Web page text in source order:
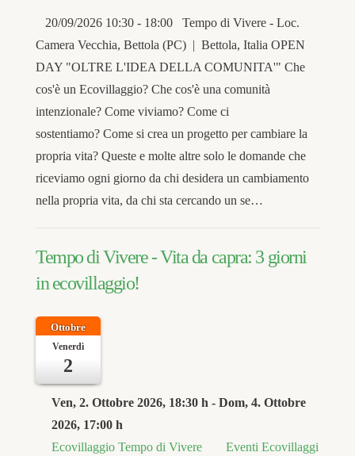
20/09/2026 10:30 - 18:00 Tempo di Vivere - Loc.
Camera Vecchia, Bettola (PC) | Bettola, Italia OPEN
DAY "OLTRE L'IDEA DELLA COMUNITA'" Che
cos'è un Ecovillaggio? Che cos'è una comunità
intenzionale? Come viviamo? Come ci
sostentiamo? Come si crea un progetto per cambiare la
propria vita? Queste e molte altre solo le domande che
riceviamo ogni giorno da chi desidera un cambiamento
nella propria vita, da chi sta cercando un se…
Tempo di Vivere - Vita da capra: 3 giorni
in ecovillaggio!
Ottobre
Venerdì
2
Ven, 2. Ottobre 2026, 18:30 h - Dom, 4. Ottobre
2026, 17:00 h
Ecovillaggio Tempo di Vivere
Eventi Ecovillaggi